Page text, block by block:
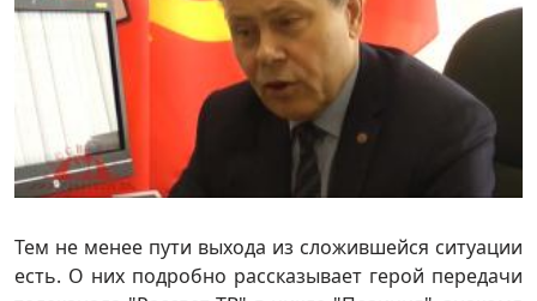
Тем не менее пути выхода из сложившейся ситуации
есть. О них подробно рассказывает герой передачи